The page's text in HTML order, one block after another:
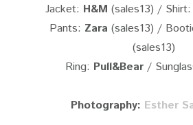
Jacket: H&M (sales13) / Shirt:
Pants: Zara (sales13) /
(sales13)
Ring: Pull&Bear/
Photography: Esther